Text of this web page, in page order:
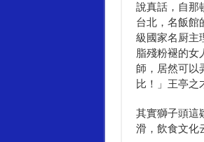
說真話，自那
台北，名飯館
級國家名厨主
脂殘粉褪的女
師，居然可以
比！」王亭之
其實獅子頭這
滑，飲食文化